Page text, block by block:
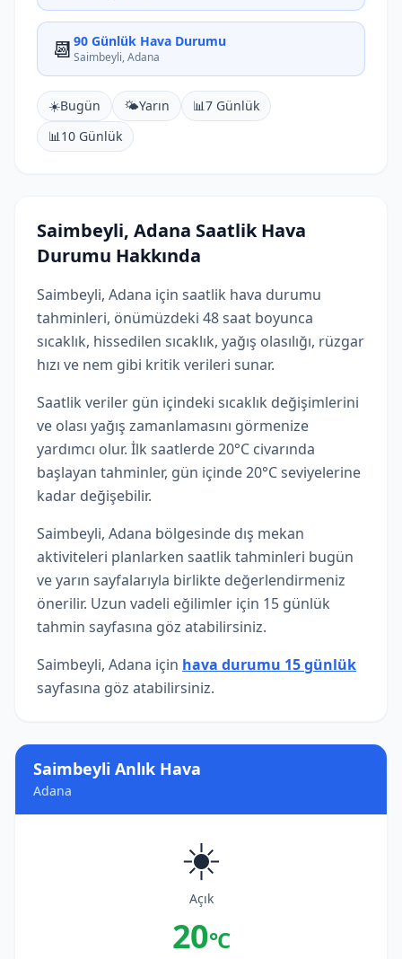
Saimbeyli Anlık Hava
Adana
☀️
Açık
20°C
📆 90 Günlük Hava Durumu
Saimbeyli, Adana
☀️Bugün 🌤️Yarın 📊7 Günlük
📊10 Günlük
Saimbeyli, Adana Saatlik Hava
Durumu Hakkında
Saimbeyli, Adana için saatlik hava durumu
tahminleri, önümüzdeki 48 saat boyunca
sıcaklık, hissedilen sıcaklık, yağış olasılığı, rüzgar
hızı ve nem gibi kritik verileri sunar.
Saatlik veriler gün içindeki sıcaklık değişimlerini
ve olası yağış zamanlamasını görmenize
yardımcı olur. İlk saatlerde 20°C civarında
başlayan tahminler, gün içinde 20°C seviyelerine
kadar değişebilir.
Saimbeyli, Adana bölgesinde dış mekan
aktiviteleri planlarken saatlik tahminleri bugün
ve yarın sayfalarıyla birlikte değerlendirmeniz
önerilir. Uzun vadeli eğilimler için 15 günlük
tahmin sayfasına göz atabilirsiniz.
Saimbeyli, Adana için hava durumu 15 günlük
sayfasına göz atabilirsiniz.